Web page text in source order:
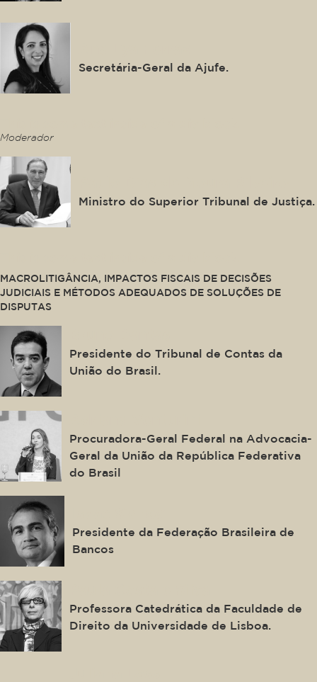
Secretária-Geral da Ajufe.
Moderador
Ministro do Superior Tribunal de Justiça.
MACROLITIGÂNCIA, IMPACTOS FISCAIS DE DECISÕES
JUDICIAIS E MÉTODOS ADEQUADOS DE SOLUÇÕES DE
DISPUTAS
Presidente do Tribunal de Contas da
União do Brasil.
Procuradora-Geral Federal na Advocacia-
Geral da União da República Federativa
do Brasil
Presidente da Federação Brasileira de
Bancos
Professora Catedrática da Faculdade de
Direito da Universidade de Lisboa.